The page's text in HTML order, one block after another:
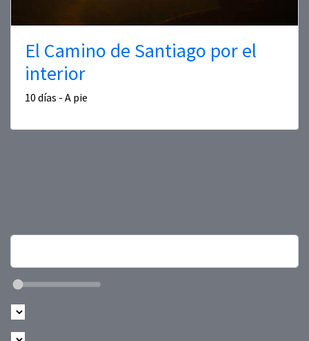
El Camino de Santiago por el
interior
10 días - A pie